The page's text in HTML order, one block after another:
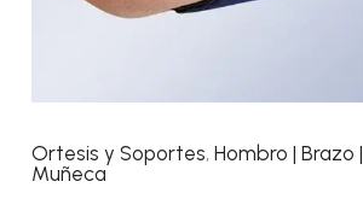
Ortesis y Soportes,Hombro | Brazo |
Muñeca
El
El
Cincha
de